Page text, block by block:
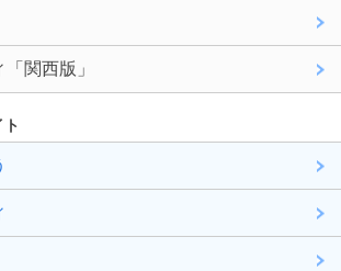
関西版」